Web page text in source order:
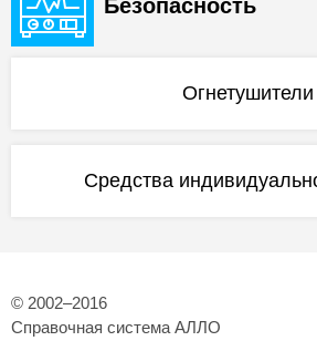
Безопасность
Огнетушители
Средства
© 2002–2016
Справочная система АЛЛО